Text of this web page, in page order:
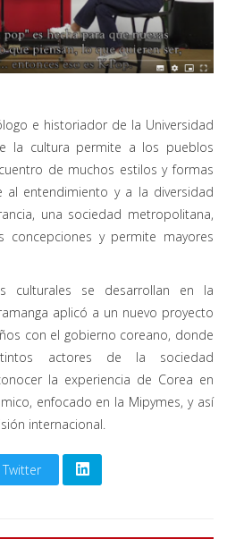
e historiador de la Universidad
la cultura permite a los pueblos
de muchos estilos y formas
al entendimiento y a la diversidad
una sociedad metropolitana,
concepciones y permite mayores
culturales se desarrollan en la
aplicó a un nuevo proyecto
con el gobierno coreano, donde
actores de la sociedad
la experiencia de Corea en
enfocado en la Mipymes, y así
internacional.
Twitter